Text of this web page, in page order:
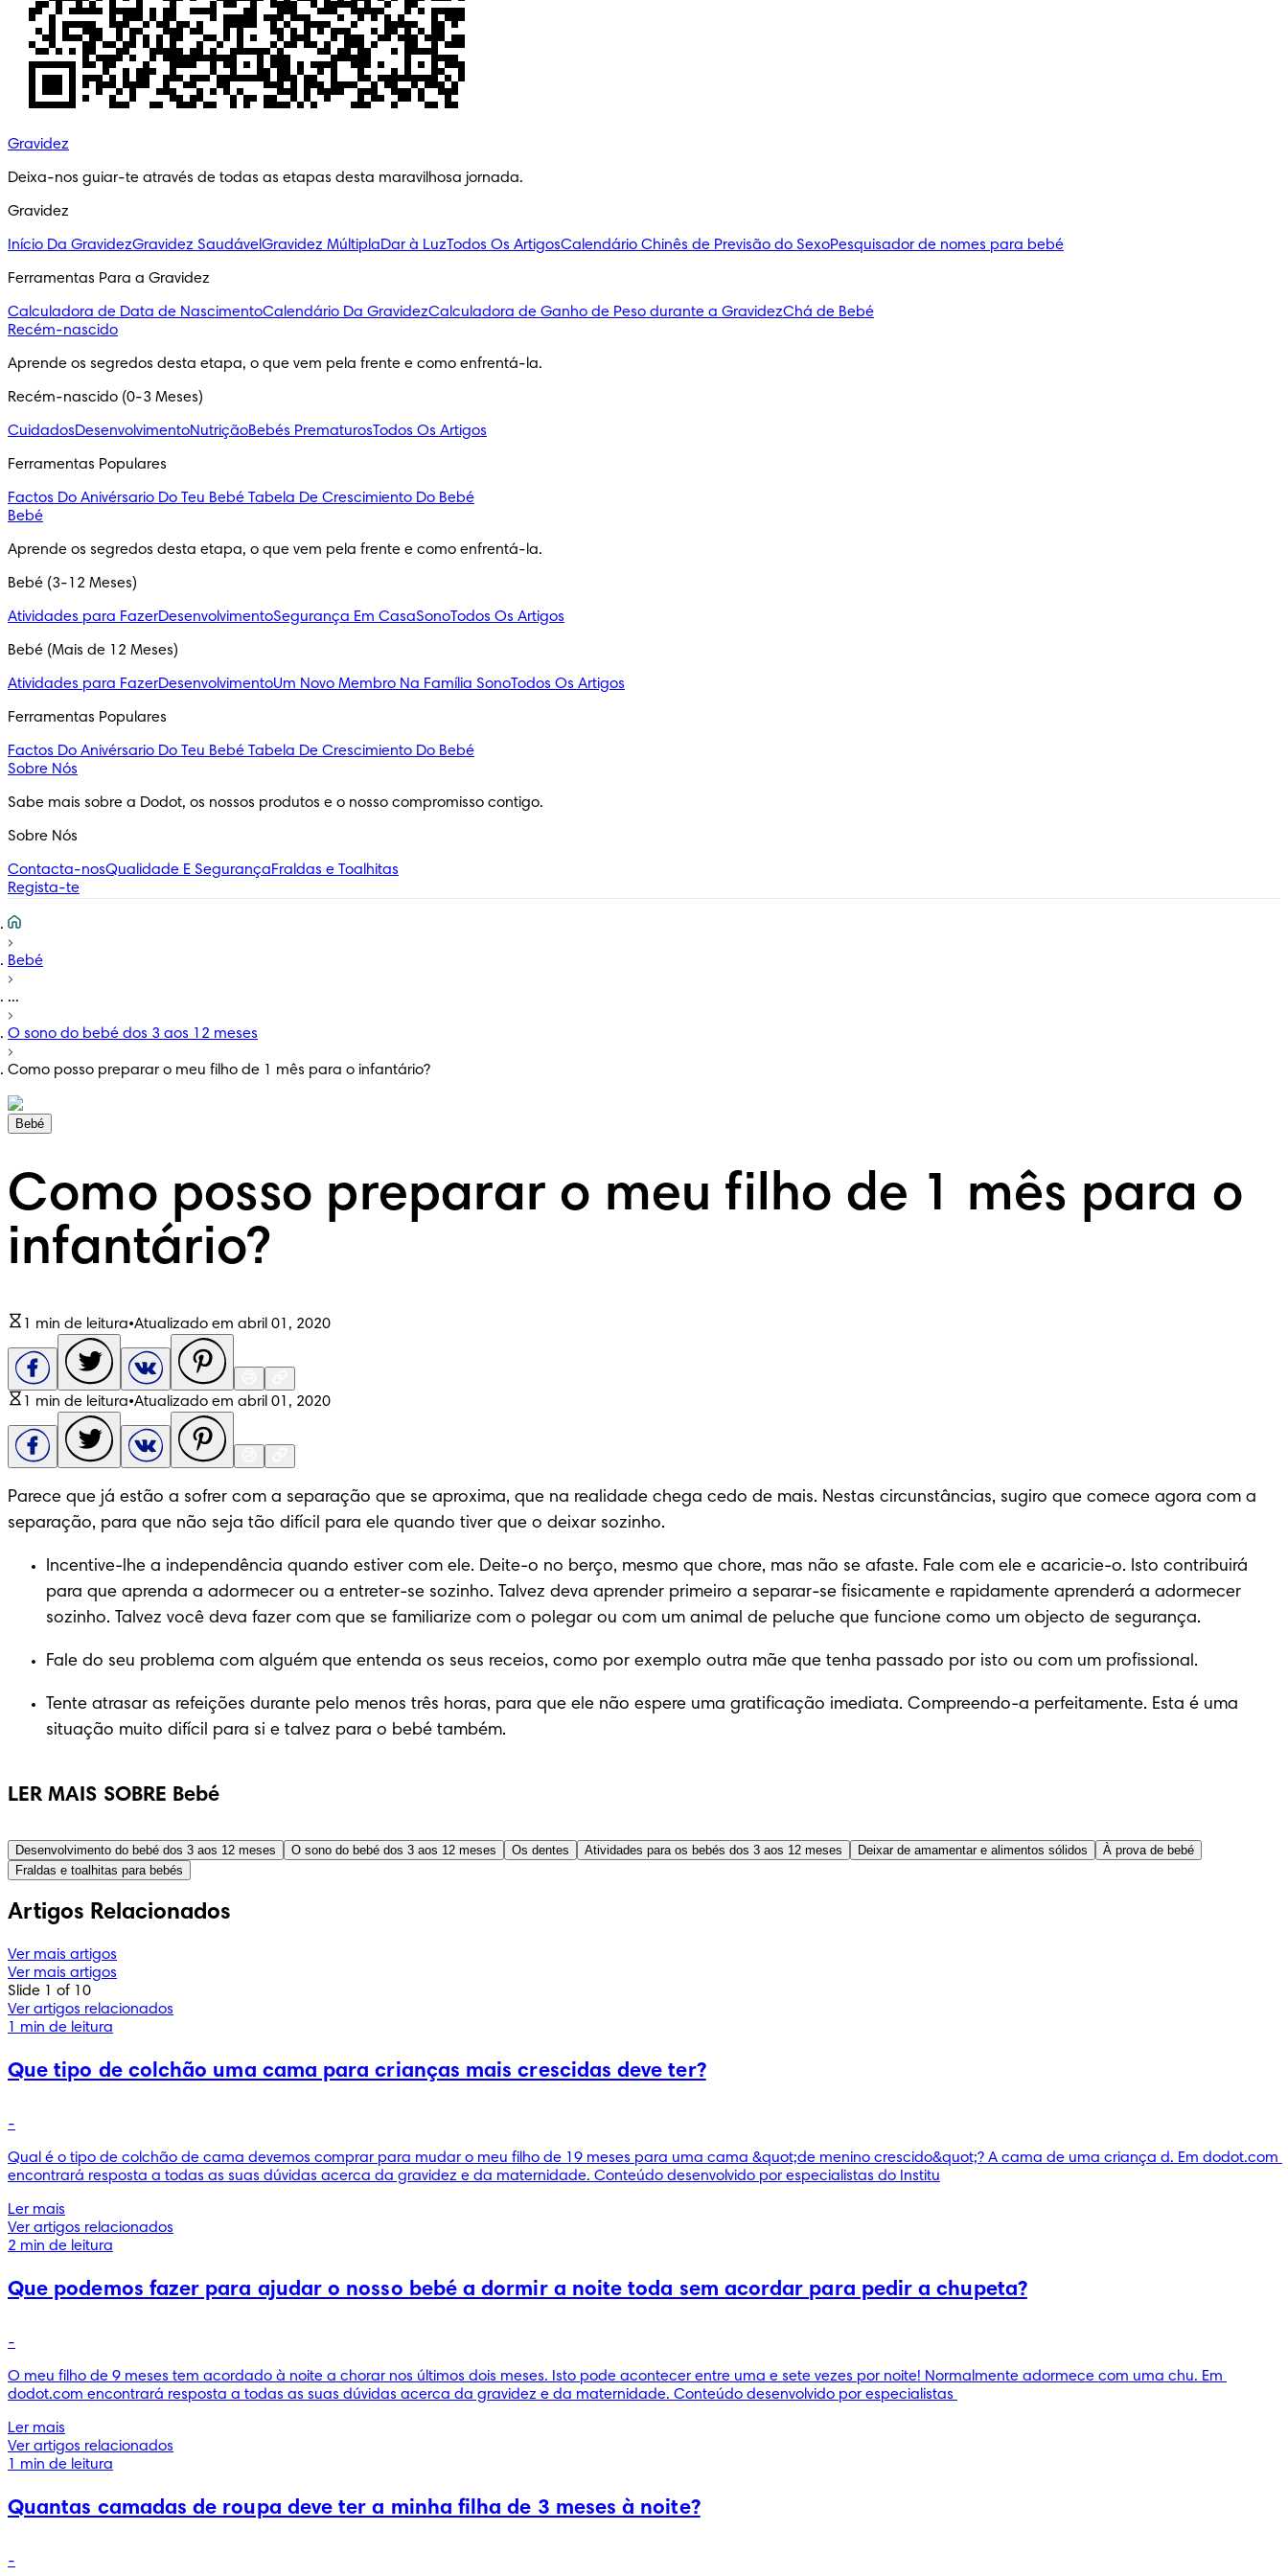
Gravidez
Deixa-nos guiar-te através de todas as etapas desta maravilhosa jornada.
Gravidez
Início Da GravidezGravidez SaudávelGravidez MúltiplaDar à LuzTodos Os ArtigosCalendário Chinês de Previsão do SexoPesquisador de nomes para bebé
Ferramentas Para a Gravidez
Calculadora de Data de NascimentoCalendário Da GravidezCalculadora de Ganho de Peso durante a GravidezChá de Bebé
Recém-nascido
Aprende os segredos desta etapa, o que vem pela frente e como enfrentá-la.
Recém-nascido (0-3 Meses)
CuidadosDesenvolvimentoNutriçãoBebés PrematurosTodos Os Artigos
Ferramentas Populares
Factos Do Anivérsario Do Teu Bebé Tabela De Crescimiento Do Bebé
Bebé
Aprende os segredos desta etapa, o que vem pela frente e como enfrentá-la.
Bebé (3-12 Meses)
Atividades para FazerDesenvolvimentoSegurança Em CasaSonoTodos Os Artigos
Bebé (Mais de 12 Meses)
Atividades para FazerDesenvolvimentoUm Novo Membro Na Família SonoTodos Os Artigos
Ferramentas Populares
Factos Do Anivérsario Do Teu Bebé Tabela De Crescimiento Do Bebé
Sobre Nós
Sabe mais sobre a Dodot, os nossos produtos e o nosso compromisso contigo.
Sobre Nós
Contacta-nosQualidade E SegurançaFraldas e Toalhitas
Regista-te
Bebé
...
O sono do bebé dos 3 aos 12 meses
Como posso preparar o meu filho de 1 mês para o infantário?
Bebé
Como posso preparar o meu filho de 1 mês para o
infantário?
1 min de leitura•Atualizado em abril 01, 2020
1 min de leitura•Atualizado em abril 01, 2020
Parece que já estão a sofrer com a separação que se aproxima, que na realidade chega cedo de mais. Nestas circunstâncias, sugiro que comece agora com a
separação, para que não seja tão difícil para ele quando tiver que o deixar sozinho.
Incentive-lhe a independência quando estiver com ele. Deite-o no berço, mesmo que chore, mas não se afaste. Fale com ele e acaricie-o. Isto contribuirá
para que aprenda a adormecer ou a entreter-se sozinho. Talvez deva aprender primeiro a separar-se fisicamente e rapidamente aprenderá a adormecer
sozinho. Talvez você deva fazer com que se familiarize com o polegar ou com um animal de peluche que funcione como um objecto de segurança.
Fale do seu problema com alguém que entenda os seus receios, como por exemplo outra mãe que tenha passado por isto ou com um profissional.
Tente atrasar as refeições durante pelo menos três horas, para que ele não espere uma gratificação imediata. Compreendo-a perfeitamente. Esta é uma
situação muito difícil para si e talvez para o bebé também.
LER MAIS SOBRE Bebé
Desenvolvimento do bebé dos 3 aos 12 meses O sono do bebé dos 3 aos 12 meses Os dentes Atividades para os bebés dos 3 aos 12 meses Deixar de amamentar e alimentos sólidos
À prova de bebé
Fraldas e toalhitas para bebés
Artigos Relacionados
Ver mais artigos
Ver mais artigos
Slide 1 of 10
Ver artigos relacionados
1 min de leitura
Que tipo de colchão uma cama para crianças mais crescidas deve ter?
-
Qual é o tipo de colchão de cama devemos comprar para mudar o meu filho de 19 meses para uma cama &quot;de menino crescido&quot;? A cama de uma criança d. Em dodot.com
encontrará resposta a todas as suas dúvidas acerca da gravidez e da maternidade. Conteúdo desenvolvido por especialistas do Institu
Ler mais
Ver artigos relacionados
2 min de leitura
Que podemos fazer para ajudar o nosso bebé a dormir a noite toda sem acordar para pedir a chupeta?
-
O meu filho de 9 meses tem acordado à noite a chorar nos últimos dois meses. Isto pode acontecer entre uma e sete vezes por noite! Normalmente adormece com uma chu. Em
dodot.com encontrará resposta a todas as suas dúvidas acerca da gravidez e da maternidade. Conteúdo desenvolvido por especialistas
Ler mais
Ver artigos relacionados
1 min de leitura
Quantas camadas de roupa deve ter a minha filha de 3 meses à noite?
-